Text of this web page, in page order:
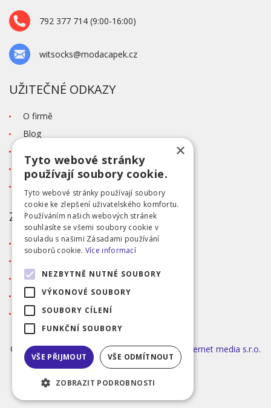
792 377 714 (9:00-16:00)
witsocks@modacapek.cz
UŽITEČNÉ ODKAZY
O firmě
Blog
Tabulka velikostí
ZÁKAZNICKÝ SERVIS
Obchodní podmínky
Reklamace
Přihlášení
Registrace
©2026 MODA ČAPEK s.r.o. Made by INIZIO Internet media s.r.o.
|
nastavení cookies
×
Tyto webové stránky
používají soubory cookie.
Tyto webové stránky používají soubory
cookie ke zlepšení uživatelského komfortu.
Používáním našich webových stránek
souhlasíte se všemi soubory cookie v
souladu s našimi Zásadami používání
souborů cookie. Více informací
NEZBYTNĚ NUTNÉ SOUBORY
VÝKONOVÉ SOUBORY
SOUBORY CÍLENÍ
FUNKČNÍ SOUBORY
VŠE PŘIJMOUT VŠE ODMÍTNOUT
ZOBRAZIT PODROBNOSTI